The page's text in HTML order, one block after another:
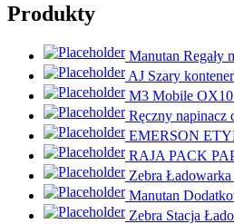
Produkty
Manutan Regały
AJ Szary
M3 Mobile
Ręczny napinacz
EMERSON
RAJA PACK
Zebra
Manutan
Zebra Stacja